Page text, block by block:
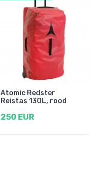
Atomic Redster
Reistas 130L, rood
250 EUR